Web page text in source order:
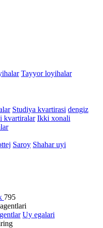
Tayyor loyihalar
Studiya kvartirasi dengiz
kvartiralar Ikki xonali
Saroy Shahar uyi
795
Uy egalari